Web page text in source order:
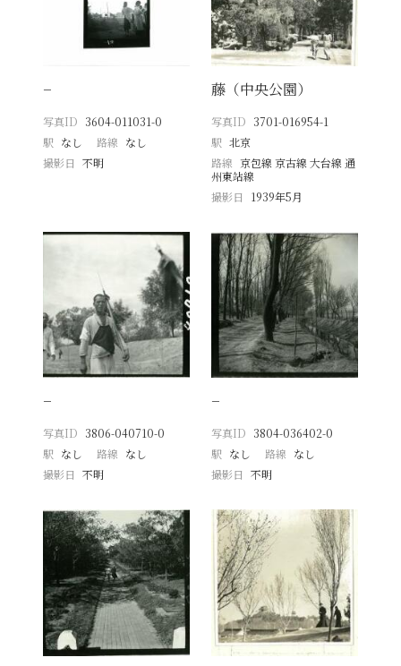
−
写真ID 3604-011031-0
駅 なし 路線 なし
撮影日
不明
藤（中央公園）
写真ID 3701-016954-1
駅 北京
路線 京包線 京古線 大台線 通
州東站線
撮影日
1939年5月
−
写真ID 3806-040710-0
駅 なし 路線 なし
撮影日
不明
−
写真ID 3804-036402-0
駅 なし 路線 なし
撮影日 不明